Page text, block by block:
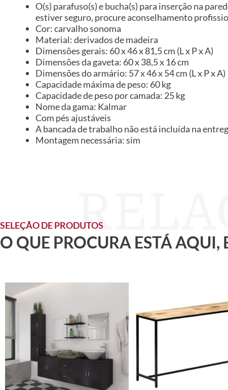
O(s) parafuso(s) e bucha(s) para inserção na
estiver seguro, procure aconselhamento
Cor: carvalho sonoma
Material: derivados de madeira
Dimensões gerais: 60 x 46 x 81,5 cm (L x P x A)
Dimensões da gaveta: 60 x 38,5 x 16 cm
Dimensões do armário: 57 x 46 x 54 cm (L x P x A)
Capacidade máxima de peso: 60 kg
Capacidade de peso por camada: 25 kg
Nome da gama: Kalmar
Com pés ajustáveis
A bancada de trabalho não está incluída na
Montagem necessária: sim
SELEÇÃO DE PRODUTOS
O QUE PROCURA ESTÁ AQUI,